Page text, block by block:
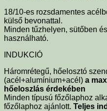
18/10-es rozsdamentes
külső bevonattal.
Minden tűzhelyen, sütőben
használható.
INDUKCIÓ
Háromrétegű, hőelosztó
(acél+alumínium+acél) a
hőeloszlás érdekében
Minden típusú főzőlaphoz
főzőlaphoz ajánlott. Teljes